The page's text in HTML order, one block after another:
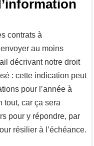
contrats à
au moins
décrivant notre droit
: cette indication peut
pour l’année à
tout, car ça sera
pour y répondre, par
résilier à l’échéance.